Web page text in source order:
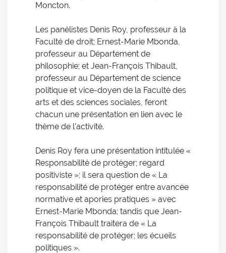
Moncton.
Les panélistes Denis Roy, professeur à la
Faculté de droit; Ernest-Marie Mbonda,
professeur au Département de
philosophie; et Jean-François Thibault,
professeur au Département de science
politique et vice-doyen de la Faculté des
arts et des sciences sociales, feront
chacun une présentation en lien avec le
thème de l’activité.
Denis Roy fera une présentation intitulée «
Responsabilité de protéger; regard
positiviste »; il sera question de « La
responsabilité de protéger entre avancée
normative et apories pratiques » avec
Ernest-Marie Mbonda; tandis que Jean-
François Thibault traitera de « La
responsabilité de protéger; les écueils
politiques ».